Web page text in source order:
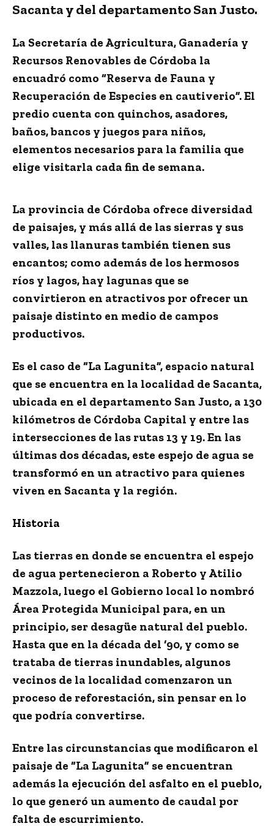
Sacanta y del departamento San Justo.
La Secretaría de Agricultura, Ganadería y
Recursos Renovables de Córdoba la
encuadró como “Reserva de Fauna y
Recuperación de Especies en cautiverio”. El
predio cuenta con quinchos, asadores,
baños, bancos y juegos para niños,
elementos necesarios para la familia que
elige visitarla cada fin de semana.
La provincia de Córdoba ofrece diversidad
de paisajes, y más allá de las sierras y sus
valles, las llanuras también tienen sus
encantos; como además de los hermosos
ríos y lagos, hay lagunas que se
convirtieron en atractivos por ofrecer un
paisaje distinto en medio de campos
productivos.
Es el caso de “La Lagunita”, espacio natural
que se encuentra en la localidad de Sacanta,
ubicada en el departamento San Justo, a 130
kilómetros de Córdoba Capital y entre las
intersecciones de las rutas 13 y 19. En las
últimas dos décadas, este espejo de agua se
transformó en un atractivo para quienes
viven en Sacanta y la región.
Historia
Las tierras en donde se encuentra el espejo
de agua pertenecieron a Roberto y Atilio
Mazzola, luego el Gobierno local lo nombró
Área Protegida Municipal para, en un
principio, ser desagüe natural del pueblo.
Hasta que en la década del ‘90, y como se
trataba de tierras inundables, algunos
vecinos de la localidad comenzaron un
proceso de reforestación, sin pensar en lo
que podría convertirse.
Entre las circunstancias que modificaron el
paisaje de “La Lagunita” se encuentran
además la ejecución del asfalto en el pueblo,
lo que generó un aumento de caudal por
falta de escurrimiento.